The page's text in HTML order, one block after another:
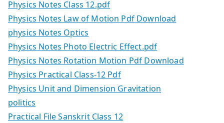
Physics Notes Class 12.pdf
Physics Notes Law of Motion Pdf Download
physics Notes Optics
Physics Notes Photo Electric Effect.pdf
Physics Notes Rotation Motion Pdf Download
Physics Practical Class-12 Pdf
Physics Unit and Dimension Gravitation
politics
Practical File Sanskrit Class 12